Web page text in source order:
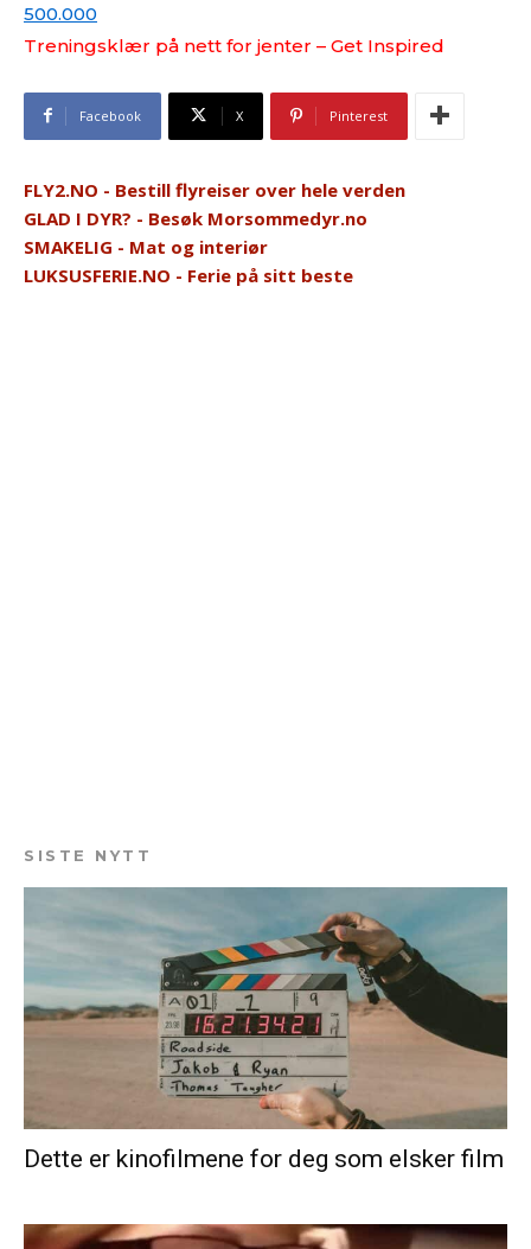
500.000
Treningsklær på nett for jenter – Get Inspired
Facebook X Pinterest
FLY2.NO - Bestill flyreiser over hele verden
GLAD I DYR? - Besøk Morsommedyr.no
SMAKELIG - Mat og interiør
LUKSUSFERIE.NO - Ferie på sitt beste
SISTE NYTT
Dette er kinofilmene for deg som elsker film